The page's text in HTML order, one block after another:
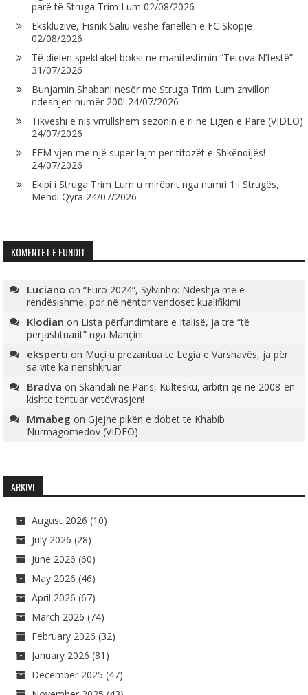
parë të Struga Trim Lum 02/08/2026
Ekskluzive, Fisnik Saliu veshë fanellën e FC Skopje
02/08/2026
Të dielën spektakël boksi në manifestimin “Tetova N’festë”
31/07/2026
Bunjamin Shabani nesër me Struga Trim Lum zhvillon
ndeshjen numër 200! 24/07/2026
Tikveshi e nis vrrullshëm sezonin e ri në Ligën e Parë (VIDEO)
24/07/2026
FFM vjen me një super lajm për tifozët e Shkëndijës!
24/07/2026
Ekipi i Struga Trim Lum u mirëprit nga numri 1 i Strugës,
Mendi Qyra 24/07/2026
KOMENTET E FUNDIT
Luciano on“Euro 2024”, Sylvinho: Ndeshja më e
rëndësishme, por në nëntor vendoset kualifikimi
Klodian on Lista përfundimtare e Italisë, ja tre “të
përjashtuarit” nga Mançini
eksperti on Muçi u prezantua te Legia e Varshavës, ja për
sa vite ka nënshkruar
Bradva onSkandali në Paris, Kultesku, arbitri që në 2008-ën
kishte tentuar vetëvrasjen!
Mmabeg onGjejnë pikën e dobët të Khabib
Nurmagomedov (VIDEO)
ARKIVI
August 2026 (10)
July 2026 (28)
June 2026 (60)
May 2026 (46)
April 2026 (67)
March 2026 (74)
February 2026 (32)
January 2026 (81)
December 2025 (47)